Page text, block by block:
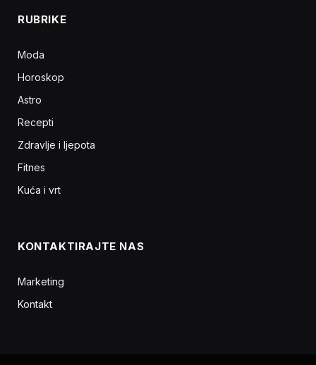
RUBRIKE
Moda
Horoskop
Astro
Recepti
Zdravlje i ljepota
Fitnes
Kuća i vrt
KONTAKTIRAJTE NAS
Marketing
Kontakt